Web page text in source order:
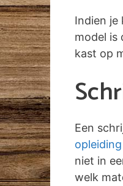
Indien je
model is
kast op
Een
niet in
welk